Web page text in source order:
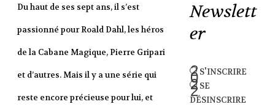
Du haut de ses sept ans, il s’est
passionné pour Roald Dahl, les héros
de la Cabane Magique, Pierre Gripari
et d’autres. Mais il y a une série qui
reste encore précieuse pour lui, et
Newslett
er
s'inscrire
se
désinscrire